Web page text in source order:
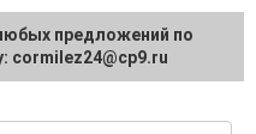
предложений по
cormilez24@cp9.ru